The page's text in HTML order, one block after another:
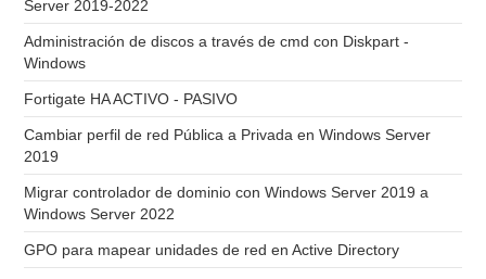
Server 2019-2022
Administración de discos a través de cmd con Diskpart -
Windows
Fortigate HA ACTIVO - PASIVO
Cambiar perfil de red Pública a Privada en Windows Server
2019
Migrar controlador de dominio con Windows Server 2019 a
Windows Server 2022
GPO para mapear unidades de red en Active Directory